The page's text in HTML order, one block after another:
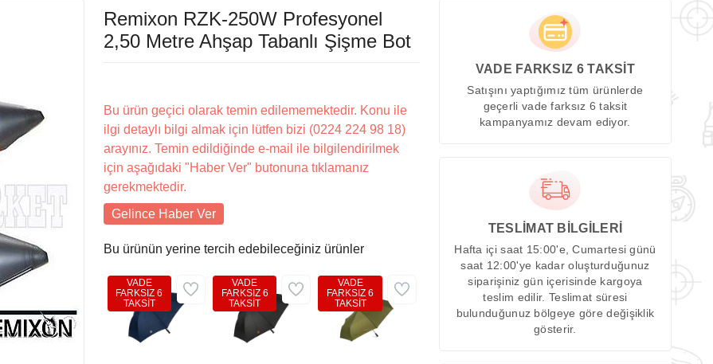
Remixon RZK-250W Profesyonel
2,50 Metre Ahşap Tabanlı Şişme Bot
Bu ürün geçici olarak temin edilememektedir. Konu ile
ilgi detaylı bilgi almak için lütfen bizi (0224 224 98 18)
arayınız. Temin edildiğinde e-mail ile bilgilendirilmek
için aşağıdaki "Haber Ver" butonuna tıklamanız
gerekmektedir.
Gelince Haber Ver
Bu ürünün yerine tercih edebileceğiniz ürünler
VADE
FARKSIZ 6
TAKSİT
VADE
FARKSIZ 6
TAKSİT
VADE
FARKSIZ 6
TAKSİT
VADE FARKSIZ 6 TAKSİT
Satışını yaptığımız tüm ürünlerde
geçerli vade farksız 6 taksit
kampanyamız devam ediyor.
TESLİMAT BİLGİLERİ
Hafta içi saat 15:00'e, Cumartesi günü
saat 12:00'ye kadar oluşturduğunuz
siparişiniz gün içerisinde kargoya
teslim edilir. Teslimat süresi
bulunduğunuz bölgeye göre değişiklik
gösterir.